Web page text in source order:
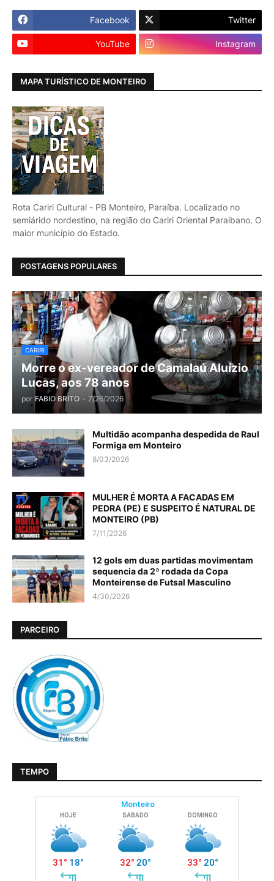
Facebook Twitter
YouTube Instagram
MAPA TURÍSTICO DE MONTEIRO
Rota Cariri Cultural - PB Monteiro, Paraíba. Localizado no
semiárido nordestino, na região do Cariri Oriental Paraibano. O
maior município do Estado.
POSTAGENS POPULARES
CARIRI
Morre o ex-vereador de Camalaú Aluízio
Lucas, aos 78 anos
por FABIO BRITO - 7/26/2026
Multidão acompanha despedida de Raul
Formiga em Monteiro
8/03/2026
MULHER É MORTA A FACADAS EM
PEDRA (PE) E SUSPEITO É NATURAL DE
MONTEIRO (PB)
7/11/2026
12 gols em duas partidas movimentam
sequencia da 2ª rodada da Copa
Monteirense de Futsal Masculino
4/30/2026
PARCEIRO
TEMPO